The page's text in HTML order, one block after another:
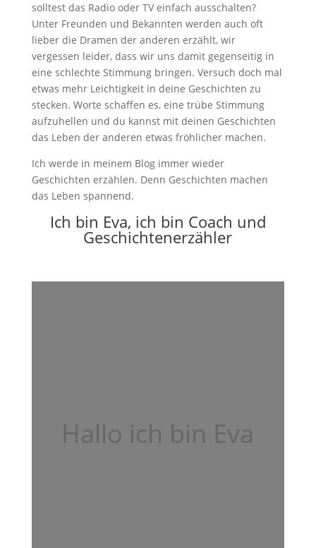
solltest das Radio oder TV einfach ausschalten?
Unter Freunden und Bekannten werden auch oft
lieber die Dramen der anderen erzählt, wir
vergessen leider, dass wir uns damit gegenseitig in
eine schlechte Stimmung bringen. Versuch doch mal
etwas mehr Leichtigkeit in deine Geschichten zu
stecken. Worte schaffen es, eine trübe Stimmung
aufzuhellen und du kannst mit deinen Geschichten
das Leben der anderen etwas fröhlicher machen.
Ich werde in meinem Blog immer wieder
Geschichten erzählen. Denn Geschichten machen
das Leben spannend.
Ich bin Eva, ich bin Coach und
Geschichtenerzähler
Hallo ich bin Eva